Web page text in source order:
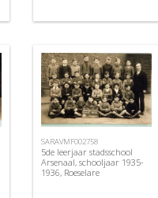
SARAVMF002758
5de leerjaar stadsschool
Arsenaal, schooljaar 1935-
1936, Roeselare